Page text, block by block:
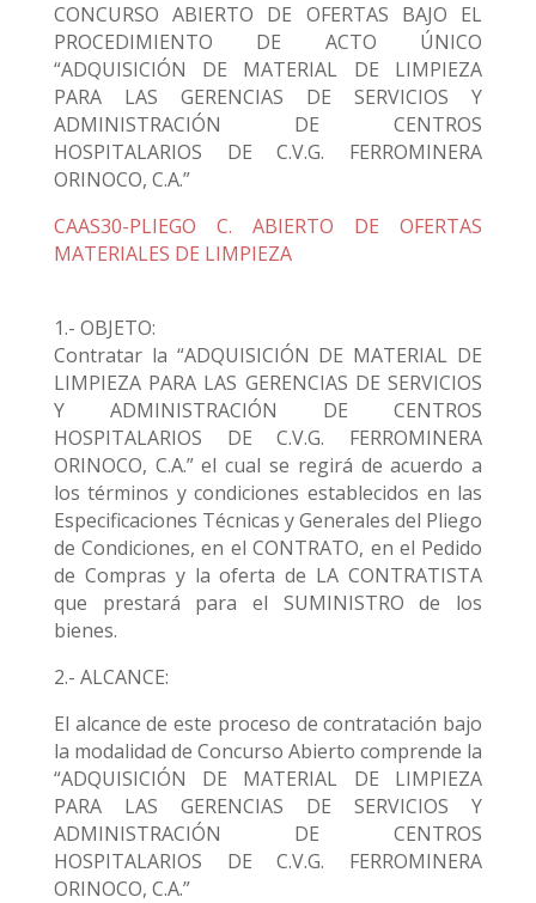
CONCURSO ABIERTO DE OFERTAS BAJO EL
PROCEDIMIENTO DE ACTO ÚNICO
“ADQUISICIÓN DE MATERIAL DE LIMPIEZA
PARA LAS GERENCIAS DE SERVICIOS Y
ADMINISTRACIÓN DE CENTROS
HOSPITALARIOS DE C.V.G. FERROMINERA
ORINOCO, C.A.”
CAAS30-PLIEGO C. ABIERTO DE OFERTAS
MATERIALES DE LIMPIEZA
1.- OBJETO:
Contratar la “ADQUISICIÓN DE MATERIAL DE
LIMPIEZA PARA LAS GERENCIAS DE SERVICIOS
Y ADMINISTRACIÓN DE CENTROS
HOSPITALARIOS DE C.V.G. FERROMINERA
ORINOCO, C.A.” el cual se regirá de acuerdo a
los términos y condiciones establecidos en las
Especificaciones Técnicas y Generales del Pliego
de Condiciones, en el CONTRATO, en el Pedido
de Compras y la oferta de LA CONTRATISTA
que prestará para el SUMINISTRO de los
bienes.
2.- ALCANCE:
El alcance de este proceso de contratación bajo
la modalidad de Concurso Abierto comprende la
“ADQUISICIÓN DE MATERIAL DE LIMPIEZA
PARA LAS GERENCIAS DE SERVICIOS Y
ADMINISTRACIÓN DE CENTROS
HOSPITALARIOS DE C.V.G. FERROMINERA
ORINOCO, C.A.”